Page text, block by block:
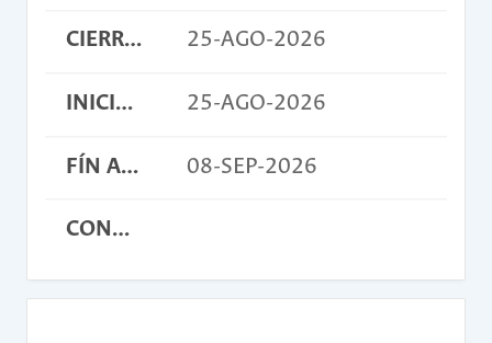
CIERRE INSCRIPCIONES 25-AGO-2026
INICIO ACTIVIDAD 25-AGO-2026
FÍN ACTIVIDAD 08-SEP-2026
CONDICIONES